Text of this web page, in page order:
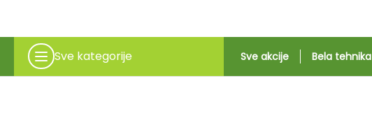
Sve kategorije Sve akcije Bela tehnika